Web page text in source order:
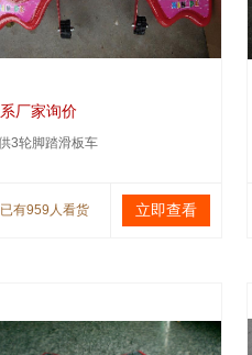
厂家询价
3轮脚踏滑板车
已有959人看货 立即查看